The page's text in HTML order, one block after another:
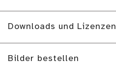
Downloads und Lizenzen
Bilder bestellen